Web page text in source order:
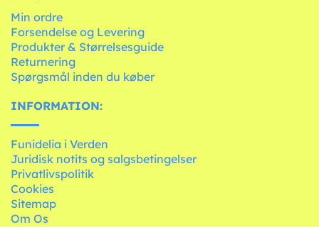
Min ordre
Forsendelse og Levering
Produkter & Størrelsesguide
Returnering
Spørgsmål inden du køber
INFORMATION:
Funidelia i Verden
Juridisk notits og salgsbetingelser
Privatlivspolitik
Cookies
Sitemap
Om Os